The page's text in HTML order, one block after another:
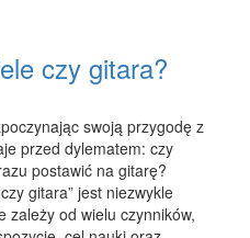
czy gitara?
swoją przygodę z
przed dylematem: czy
postawić na gitarę?
gitara” jest niezwykle
zależy od wielu czynników,